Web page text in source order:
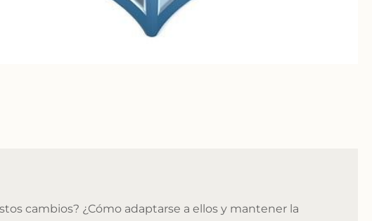
cambios? ¿Cómo adaptarse a ellos y mantener la